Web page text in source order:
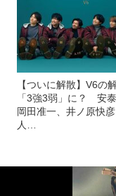
【ついに解散】V6の
「3強3弱」に？ 安
岡田准一、井ノ原快
人…